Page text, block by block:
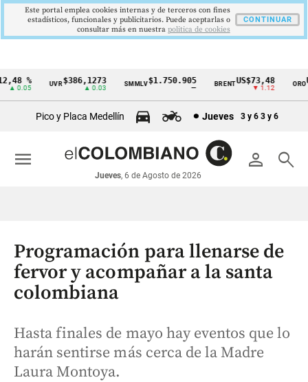
Cintillo
económicos
Colombia
%
0.05
UVR$386,1273
▲ 0.03
SMMLV$1.750.905 BRENTUS$73,48
▼ 1.12
ORO
Pico y Placa Medellín Jueves 3 y 6 3 y 6
person search
Jueves, 6 de Agosto de 2026
menu
Programación para llenarse de
fervor y acompañar a la santa
colombiana
Hasta finales de mayo hay eventos que lo
harán sentirse más cerca de la Madre
Laura Montoya.
Este portal emplea cookies internas y de terceros con fines
estadísticos, funcionales y publicitarios. Puede aceptarlas o
consultar más en nuestra politica de cookies
CONTINUAR